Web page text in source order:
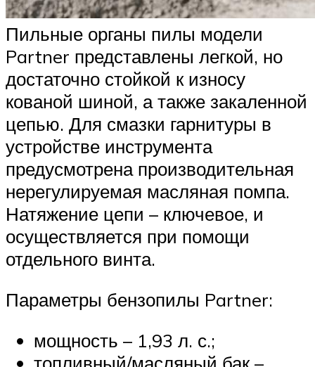
Пильные органы пилы модели
Partner представлены легкой, но
достаточно стойкой к износу
кованой шиной, а также закаленной
цепью. Для смазки гарнитуры в
устройстве инструмента
предусмотрена производительная
нерегулируемая масляная помпа.
Натяжение цепи – ключевое, и
осуществляется при помощи
отдельного винта.
Параметры бензопилы Partner:
мощность – 1,93 л. с.;